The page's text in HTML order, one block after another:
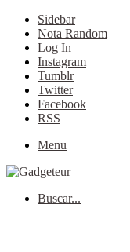
Sidebar
Nota Random
Log In
Instagram
Tumblr
Twitter
Facebook
RSS
Menu
Buscar...